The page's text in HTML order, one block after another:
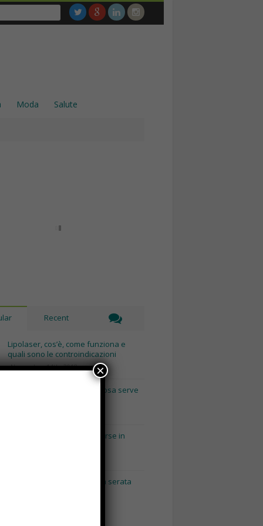
Moda Salute
Recent
Lipolaser, cos’è, come funziona e
quali sono le controindicazioni
Novembre 14th, 2018
Recinto per cani fai da te, cosa serve
Consigli utili per pulire le borse in
Napoli by Night: dai pub alla serata
×